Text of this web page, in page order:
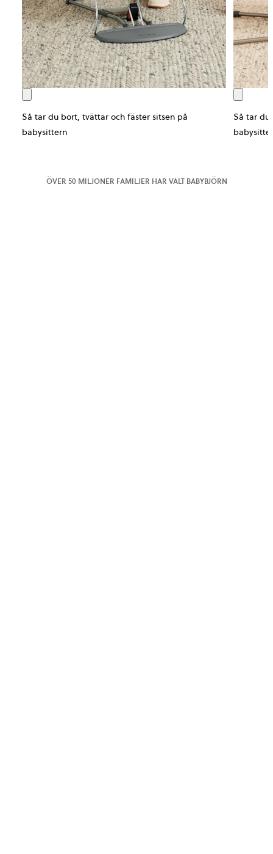
Så tar du bort, tvättar och fäster sitsen på
babysittern
Så tar du
ÖVER 50 MILJONER FAMILJER HAR VALT BABYBJÖRN